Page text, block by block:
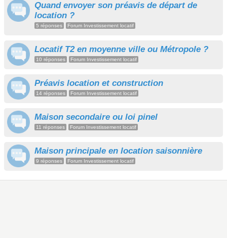
Quand envoyer son préavis de départ de
location ?
5 réponses Forum Investissement locatif
Locatif T2 en moyenne ville ou Métropole ?
10 réponses Forum Investissement locatif
Préavis location et construction
14 réponses Forum Investissement locatif
Maison secondaire ou loi pinel
11 réponses Forum Investissement locatif
Maison principale en location saisonnière
9 réponses Forum Investissement locatif